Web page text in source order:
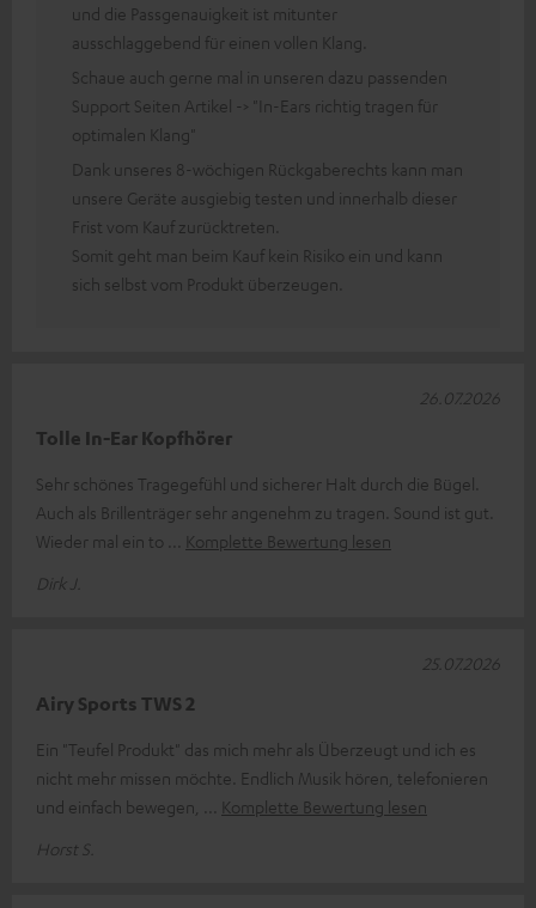
und die Passgenauigkeit ist mitunter
ausschlaggebend für einen vollen Klang.
Schaue auch gerne mal in unseren dazu passenden
Support Seiten Artikel -> "In-Ears richtig tragen für
optimalen Klang"
Dank unseres 8-wöchigen Rückgaberechts kann man
unsere Geräte ausgiebig testen und innerhalb dieser
Frist vom Kauf zurücktreten.
Somit geht man beim Kauf kein Risiko ein und kann
sich selbst vom Produkt überzeugen.
Tolle In-Ear Kopfhörer
Sehr schönes Tragegefühl und sicherer Halt durch die Bügel.
Auch als Brillenträger sehr angenehm zu tragen. Sound ist gut.
Wieder mal ein to
Komplette Bewertung lesen
Dirk J.
26.07.2026
Airy Sports TWS 2
Ein "Teufel Produkt" das mich mehr als Überzeugt und ich es
nicht mehr missen möchte. Endlich Musik hören, telefonieren
und einfach bewegen,
Komplette Bewertung lesen
Horst S.
25.07.2026